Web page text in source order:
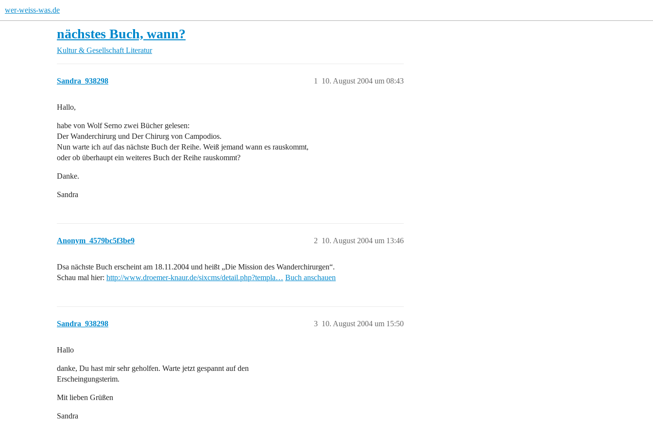
wer-weiss-was.de
nächstes Buch, wann?
Kultur & Gesellschaft Literatur
Sandra_938298 10. August 2004 um 08:43
1
Hallo,
habe von Wolf Serno zwei Bücher gelesen:
Der Wanderchirurg und Der Chirurg von Campodios.
Nun warte ich auf das nächste Buch der Reihe. Weiß jemand wann es rauskommt,
oder ob überhaupt ein weiteres Buch der Reihe rauskommt?
Danke.
Sandra
Anonym_4579bc5f3be9 10. August 2004 um 13:46
2
Dsa nächste Buch erscheint am 18.11.2004 und heißt „Die Mission des Wanderchirurgen“.
Schau mal hier: http://www.droemer-knaur.de/sixcms/detail.php?templa… Buch anschauen
Sandra_938298 10. August 2004 um 15:50
3
Hallo
danke, Du hast mir sehr geholfen. Warte jetzt gespannt auf den
Erscheingungsterim.
Mit lieben Grüßen
Sandra